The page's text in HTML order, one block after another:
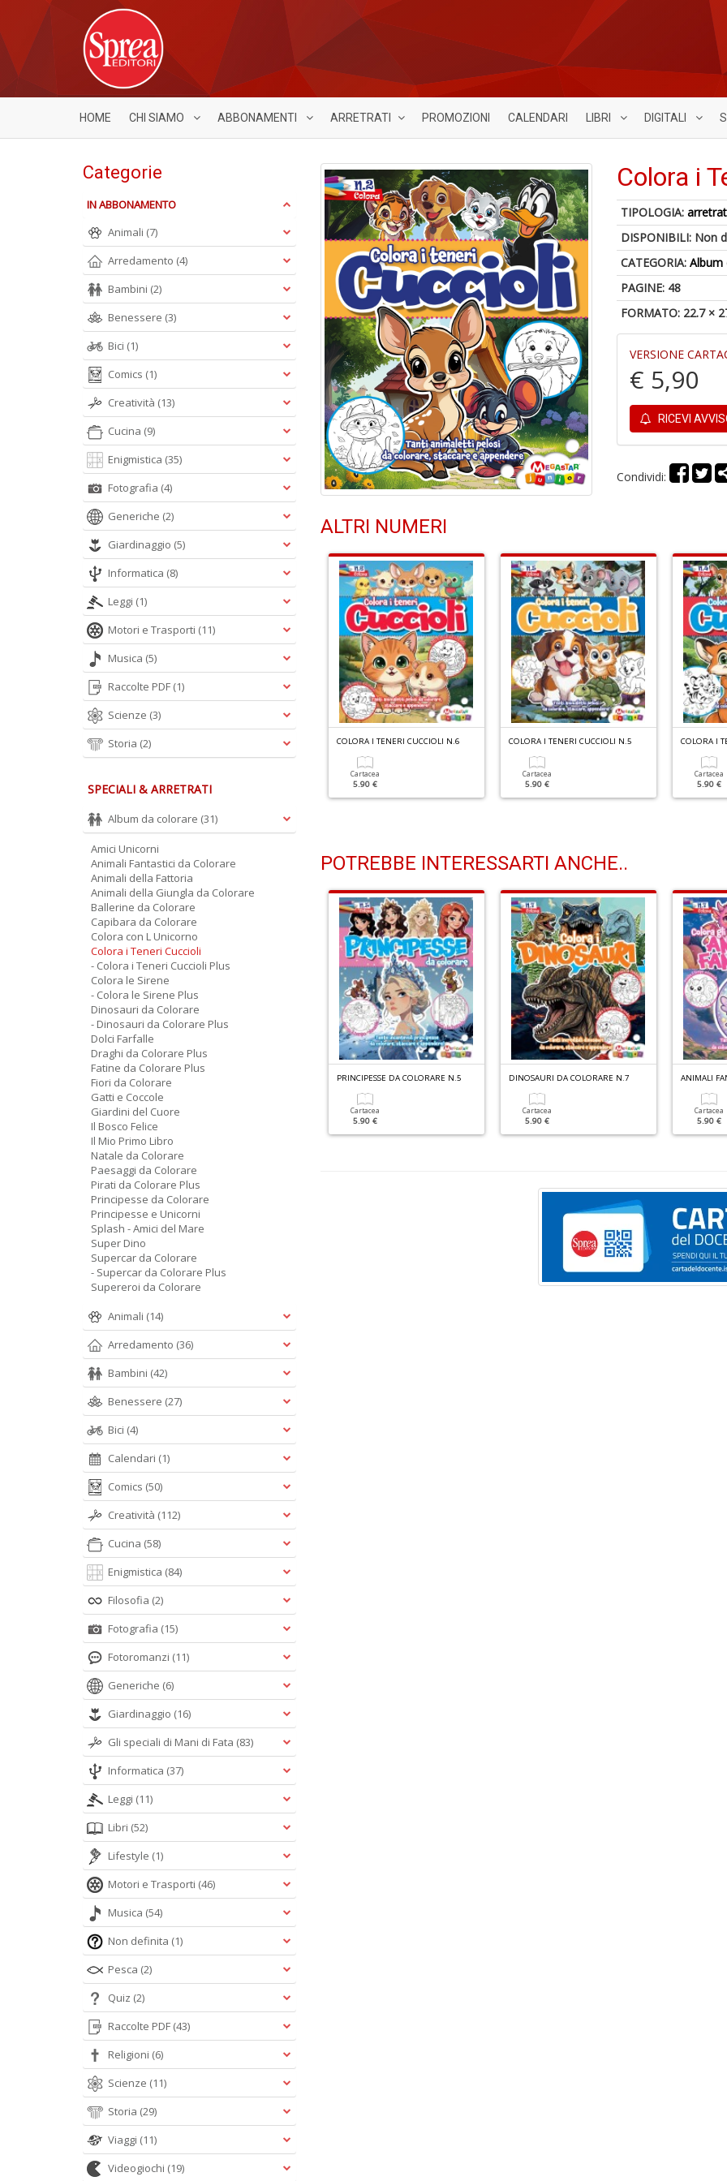
HOME CHI SIAMO ABBONAMENTI ARRETRATI PROMOZIONI CALENDARI LIBRI DIGITALI
Colora i
TIPOLOGIA:
DISPONIBILI: Non
CATEGORIA:Album
PAGINE: 48
FORMATO: 22.7 ×
VERSIONE
€ 5,90
RICEVI
Condividi:
ALTRI NUMERI
I TENERI CUCCIOLI N.3 COLORA I TENERI CUCCIOLI N.1
5.90 €
COLORA I TENERI CUCCIOLI N.6
Cartacea
5.90 €
COLORA I TENERI CUCCIOLI N.5
Cartacea
5.90 €
COLORA I
Cartacea
5.90 €
POTREBBE INTERESSARTI ANCHE..
DA COLORARE N.1
Cartacea
PRINCIPESSE DA COLORARE N.5
Cartacea
5.90 €
DINOSAURI DA COLORARE N.7
Cartacea
5.90 €
Cartacea
5.90 €
Categorie
IN ABBONAMENTO
Animali (7)
Arredamento (4)
Bambini (2)
Benessere (3)
Bici (1)
Comics (1)
Creatività (13)
Cucina (9)
Enigmistica (35)
Fotografia (4)
Generiche (2)
Giardinaggio (5)
Informatica (8)
Leggi (1)
Motori e Trasporti (11)
Musica (5)
Raccolte PDF (1)
Scienze (3)
Storia (2)
SPECIALI & ARRETRATI
Album da colorare (31)
Amici Unicorni
Animali Fantastici da Colorare
Animali della Fattoria
Animali della Giungla da Colorare
Ballerine da Colorare
Capibara da Colorare
Colora con L Unicorno
Colora i Teneri Cuccioli
- Colora i Teneri Cuccioli Plus
Colora le Sirene
- Colora le Sirene Plus
Dinosauri da Colorare
- Dinosauri da Colorare Plus
Dolci Farfalle
Draghi da Colorare Plus
Fatine da Colorare Plus
Fiori da Colorare
Gatti e Coccole
Giardini del Cuore
Il Bosco Felice
Il Mio Primo Libro
Natale da Colorare
Paesaggi da Colorare
Pirati da Colorare Plus
Principesse da Colorare
Principesse e Unicorni
Splash - Amici del Mare
Super Dino
Supercar da Colorare
- Supercar da Colorare Plus
Supereroi da Colorare
Animali (14)
Arredamento (36)
Bambini (42)
Benessere (27)
Bici (4)
Calendari (1)
Comics (50)
Creatività (112)
Cucina (58)
Enigmistica (84)
Filosofia (2)
Fotografia (15)
Fotoromanzi (11)
Generiche (6)
Giardinaggio (16)
Gli speciali di Mani di Fata (83)
Informatica (37)
Leggi (11)
Libri (52)
Lifestyle (1)
Motori e Trasporti (46)
Musica (54)
Non definita (1)
Pesca (2)
Quiz (2)
Raccolte PDF (43)
Religioni (6)
Scienze (11)
Storia (29)
Viaggi (11)
Videogiochi (19)